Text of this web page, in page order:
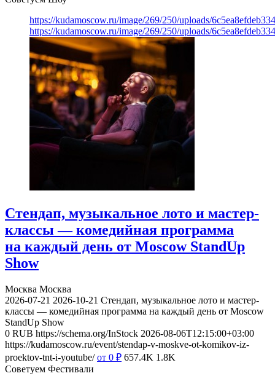
https://kudamoscow.ru/image/269/250/uploads/
https://kudamoscow.ru/image/269/250/uploads/
Стендап, музыкальное лото и мастер-
классы — комедийная программа
на каждый день от Moscow StandUp
Show
Москва Москва
2026-07-21 2026-10-21 Стендап, музыкальное лото и мастер-
классы — комедийная программа на каждый день от Moscow
StandUp Show
0 RUB https://schema.org/InStock 2026-08-06T12:15:00+03:00
https://kudamoscow.ru/event/stendap-v-moskve-ot-komikov-iz-
proektov-tnt-i-youtube/ от 0 ₽ 657.4K 1.8K
Советуем Фестивали